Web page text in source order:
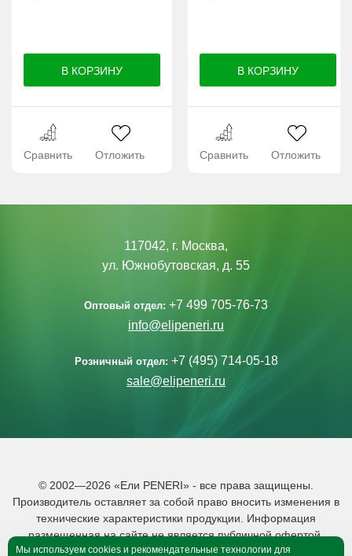
Сравнить Отложить Сравнить Отложить
117042, г. Москва,
ул. Южнобутовская, д. 55
Оптовый отдел: +7 499 705-76-73
info@elipeneri.ru
Розничный отдел: +7 (495) 714-05-18
sale@elipeneri.ru
© 2002—2026 «Ели PENERI» - все права защищены.
Производитель оставляет за собой право вносить изменения в
технические характеристики продукции. Информация
размещенная на сайте не является публичной офертой.
Политика обработки персональных данных
Мы используем cookies и рекомендательные технологии для